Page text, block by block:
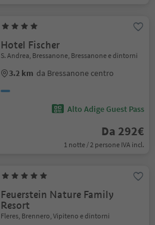
Hotel Fischer
S. Andrea, Bressanone, Bressanone e dintorni
3.2 km da Bressanone centro
Alto Adige Guest Pass
Da 292€
1 notte / 2 persone IVA incl.
Feuerstein Nature Family
Resort
Fleres, Brennero, Vipiteno e dintorni